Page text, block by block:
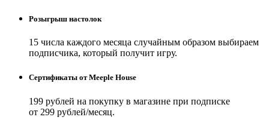
Розыгрыш настолок
15 числа каждого месяца случайным образом выбираем
подписчика, который получит игру.
Сертификаты от Meeple House
199 рублей на покупку в магазине при подписке
от 299 рублей/месяц.